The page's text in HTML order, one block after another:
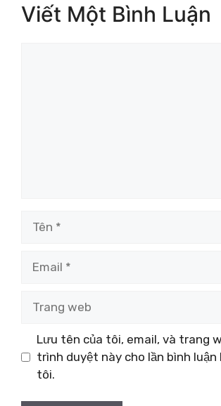
Viết Một Bình Luận
web
Lưu tên của tôi, email, và trang
trình duyệt này cho lần bình luận
tôi.